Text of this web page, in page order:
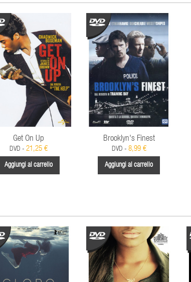
Get On Up
DVD - 21,25 €
Aggiungi al carrello
Brooklyn's Finest
DVD - 8,99 €
Aggiungi al carrello